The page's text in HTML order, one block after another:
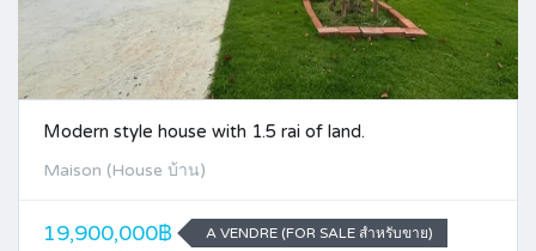
Modern style house with 1.5 rai of land.
Maison (House บ้าน)
19,900,000฿ A VENDRE (FOR SALE สำหรับขาย)